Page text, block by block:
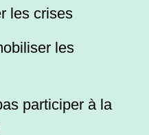
les crises
les
participer à la